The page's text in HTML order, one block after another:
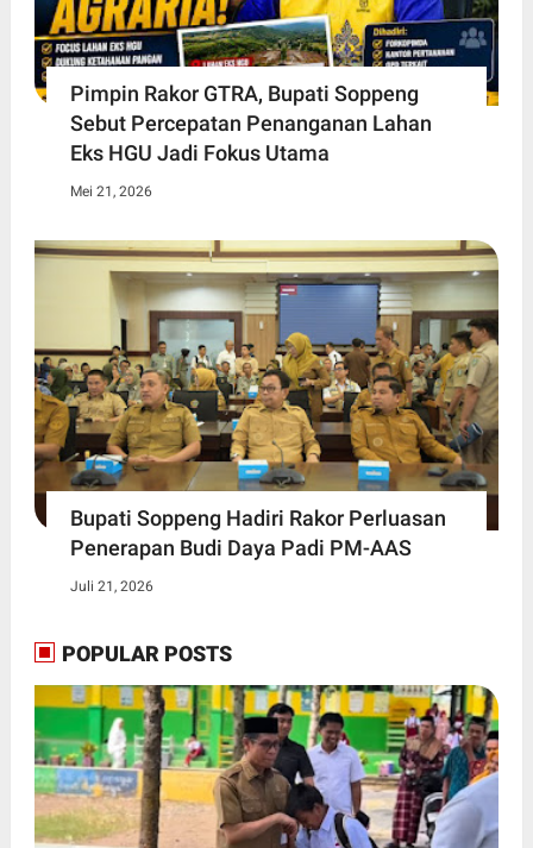
Pimpin Rakor GTRA, Bupati Soppeng
Sebut Percepatan Penanganan Lahan
Eks HGU Jadi Fokus Utama
Mei 21, 2026
Bupati Soppeng Hadiri Rakor Perluasan
Penerapan Budi Daya Padi PM-AAS
Juli 21, 2026
POPULAR POSTS